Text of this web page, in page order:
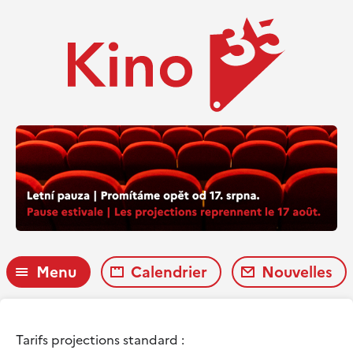
Menu Calendrier Nouvelles
Tarifs projections standard :